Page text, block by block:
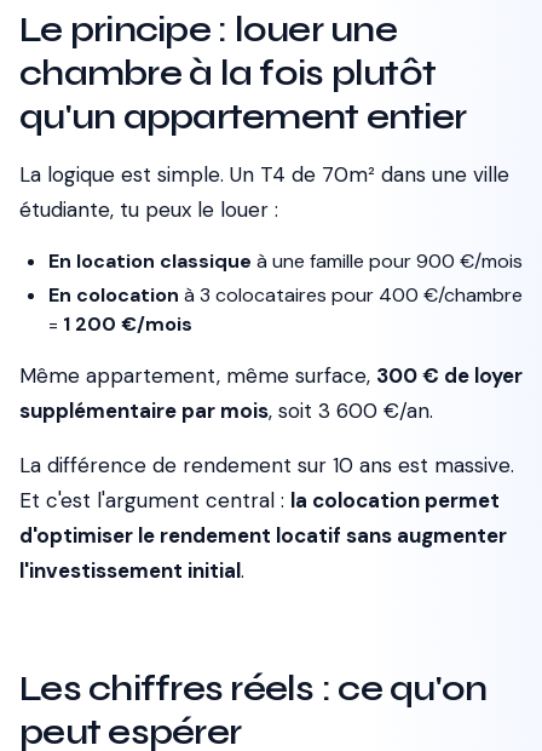
Le principe : louer une
chambre à la fois plutôt
qu'un appartement entier
La logique est simple. Un T4 de 70m² dans une ville
étudiante, tu peux le louer :
En location classique à une famille pour 900 €/mois
En colocation à 3 colocataires pour 400 €/chambre
= 1 200 €/mois
Même appartement, même surface, 300 € de loyer
supplémentaire par mois, soit 3 600 €/an.
La différence de rendement sur 10 ans est massive.
Et c'est l'argument central : la colocation permet
d'optimiser le rendement locatif sans augmenter
l'investissement initial.
Les chiffres réels : ce qu'on
peut espérer